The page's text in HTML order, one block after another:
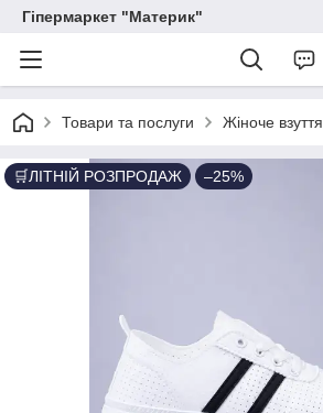
Гіпермаркет "Материк"
Товари та послуги Жіноче взуття
🛒ЛІТНІЙ РОЗПРОДАЖ –25%